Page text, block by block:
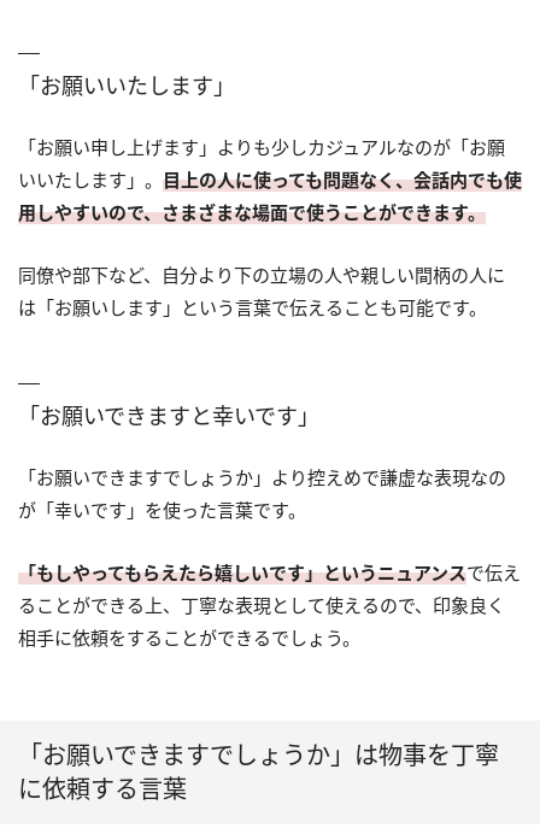
「お願いいたします」
「お願い申し上げます」よりも少しカジュアルなのが「お願
いいたします」。 目上の人に使っても問題なく、会話内でも使
用しやすいので、さまざまな場面で使うことができます。
同僚や部下など、自分より下の立場の人や親しい間柄の人に
は「お願いします」という言葉で伝えることも可能です。
「お願いできますと幸いです」
「お願いできますでしょうか」より控えめで謙虚な表現なの
が「幸いです」を使った言葉です。
「もしやってもらえたら嬉しいです」というニュアンスで伝え
ることができる上、丁寧な表現として使えるので、印象良く
相手に依頼をすることができるでしょう。
「お願いできますでしょうか」は物事を丁寧
に依頼する言葉